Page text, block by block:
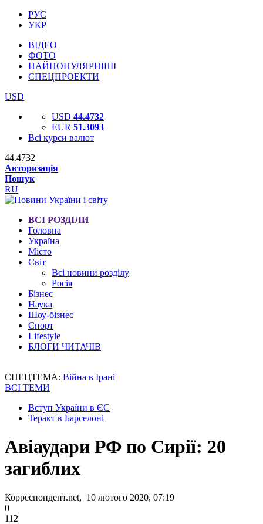
РУС
УКР
ВІДЕО
ФОТО
НАЙПОПУЛЯРНІШІ
СПЕЦПРОЕКТИ
USD
USD 44.4732
EUR 51.3093
Всі курси валют
44.4732
Авторизація
Пошук
RU
ВСІ РОЗДІЛИ
Головна
Україна
Місто
Світ
Всі новини розділу
Росія
Бізнес
Наука
Шоу-бізнес
Спорт
Lifestyle
БЛОГИ ЧИТАЧІВ
СПЕЦТЕМА: Війна в Ірані
ВСІ ТЕМИ
Вступ України в ЄС
Теракт в Барселоні
Авіаудари РФ по Сирії: 20
загиблих
Корреспондент.net, 10 лютого 2020, 07:19
0
112